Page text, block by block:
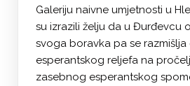
Galeriju naivne umjetnosti u
su izrazili želju da u Đurđevcu
svoga boravka pa se
esperantskog reljefa na
zasebnog esperantskog